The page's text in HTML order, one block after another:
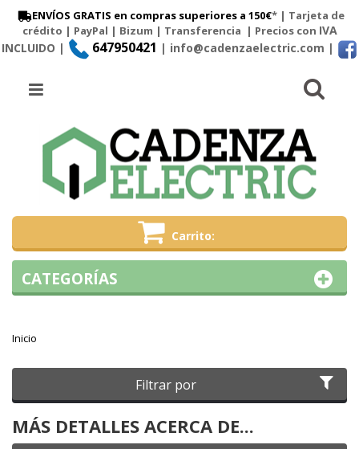
ENVÍOS GRATIS en compras superiores a 150€* | Tarjeta de
crédito | PayPal | Bizum | Transferencia | Precios con IVA
INCLUIDO |
647950421 | info@cadenzaelectric.com |
Carrito
Menú
Inicio
Filtrar por
MÁS DETALLES ACERCA DE...
CATEGORÍAS